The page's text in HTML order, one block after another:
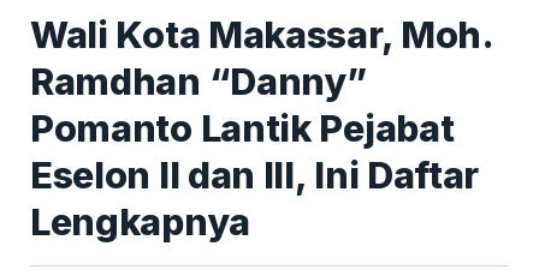
Wali Kota Makassar, Moh.
Ramdhan “Danny”
Pomanto Lantik Pejabat
Eselon II dan III, Ini Daftar
Lengkapnya